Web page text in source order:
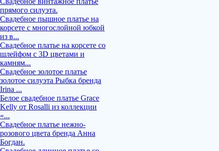
прямого силуэта.
Свадебное пышное платье на
корсете с многослойной юбкой
из в...
Свадебное платье на корсете со
шлейфом с 3D цветами и
камням...
Свадебное золотое платье
золотое силуэта Рыбка бренда
Irina ...
Белое свадебное платье Grace
Kelly от Rosalli из коллекции
«...
Свадебное платье нежно-
розового цвета бренда Анна
Богдан.